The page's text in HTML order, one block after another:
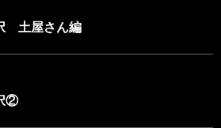
土屋さん編
②